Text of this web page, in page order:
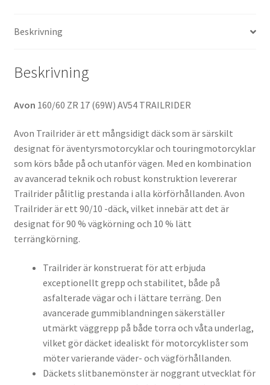
Beskrivning
Beskrivning
Avon 160/60 ZR 17 (69W) AV54 TRAILRIDER
Avon Trailrider är ett mångsidigt däck som är särskilt
designat för äventyrsmotorcyklar och touringmotorcyklar
som körs både på och utanför vägen. Med en kombination
av avancerad teknik och robust konstruktion levererar
Trailrider pålitlig prestanda i alla körförhållanden. Avon
Trailrider är ett 90/10 -däck, vilket innebär att det är
designat för 90 % vägkörning och 10 % lätt
terrängkörning.
Trailrider är konstruerat för att erbjuda
exceptionellt grepp och stabilitet, både på
asfalterade vägar och i lättare terräng. Den
avancerade gummiblandningen säkerställer
utmärkt väggrepp på både torra och våta underlag,
vilket gör däcket idealiskt för motorcyklister som
möter varierande väder- och vägförhållanden.
Däckets slitbanemönster är noggrant utvecklat för